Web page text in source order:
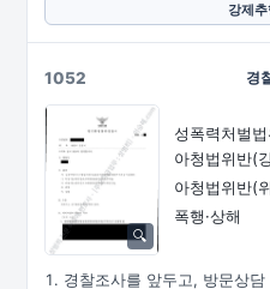
강제
1052
성폭력처벌
아청법위반(
아청법위반(
폭행·상해
경
경찰조사를 앞두고, 방문상담